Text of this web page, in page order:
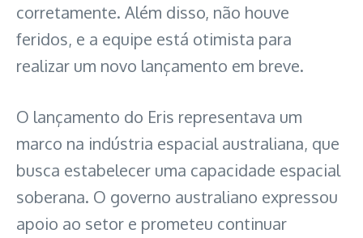
corretamente. Além disso, não houve
feridos, e a equipe está otimista para
realizar um novo lançamento em breve.
O lançamento do Eris representava um
marco na indústria espacial australiana, que
busca estabelecer uma capacidade espacial
soberana. O governo australiano expressou
apoio ao setor e prometeu continuar